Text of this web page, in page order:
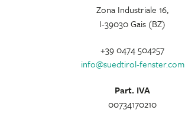
Zona Industriale 16,
I-39030 Gais (BZ)
+39 0474 504257
info@suedtirol-fenster.com
Part. IVA
00734170210